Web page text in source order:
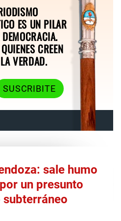
ES UN PILAR
CREEN
VERDAD.
SUSCRIBITE
sale humo
un presunto
subterráneo